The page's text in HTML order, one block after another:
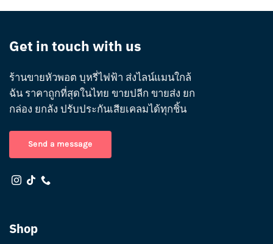
Get in touch with us
ร้านขายหัวพอต บุหรี่ไฟฟ้า ส่งไลน์แมนใกล้
ฉัน ราคาถูกที่สุดในไทย ขายปลีก ขายส่ง ยก
กล่อง ยกลัง ปรับประกันเสียเคลมได้ทุกชิ้น
Send a message
Shop